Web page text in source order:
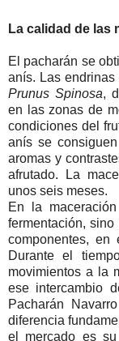
La calidad de las
El pacharán se
anís. Las
Prunus Spinosa,
en las zonas de
condiciones del
anís se
aromas y
afrutado. La
unos seis meses.
En la
fermentación,
componentes,
Durante el
movimientos a la
ese intercambio
Pacharán
diferencia
el mercado es